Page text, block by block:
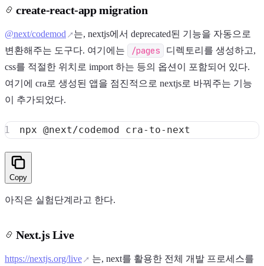
create-react-app migration
@next/codemod
는, nextjs에서 deprecated된 기능을 자동으로
변환해주는 도구다. 여기에는
/pages
디렉토리를 생성하고,
css를 적절한 위치로 import 하는 등의 옵션이 포함되어 있다.
여기에 cra로 생성된 앱을 점진적으로 nextjs로 바꿔주는 기능
이 추가되었다.
Copy
아직은 실험단계라고 한다.
Next.js Live
https://nextjs.org/live
는, next를 활용한 전체 개발 프로세스를